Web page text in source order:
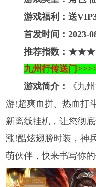
游戏福利：送
首发时间：2023-
推荐指数：
九州行传送门
游戏简介：
《九
游!超爽血拼、热血打
新离线挂机，让您彻
涨!酷炫翅膀时装，神
萌伙伴，快来书写你